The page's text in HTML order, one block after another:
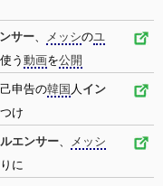
サー、 メッシのユ
う 動画を公開
申告の韓国 人 イン
け
エンサー、
メッシ
に